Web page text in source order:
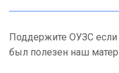
Поддержите ОУЗС
был полезен наш